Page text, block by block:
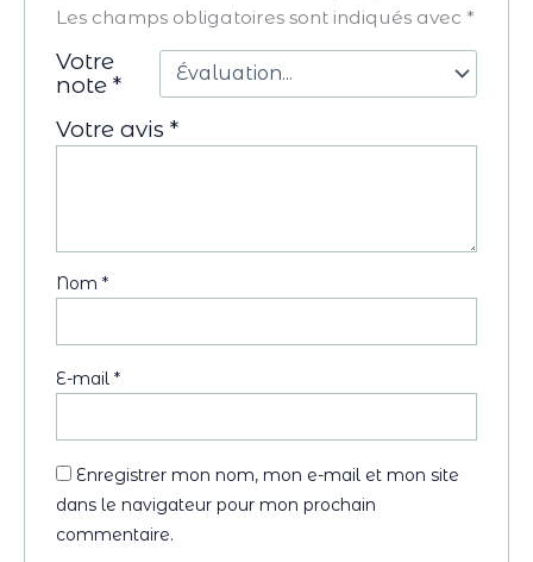
Les champs obligatoires sont indiqués avec *
Votre
note *
Votre avis *
Nom *
E-mail *
Enregistrer mon nom, mon e-mail et mon site
dans le navigateur pour mon prochain
commentaire.